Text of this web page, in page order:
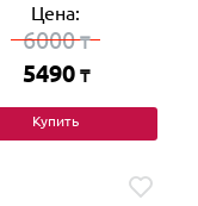
Цена:
6000₸
5490 ₸
Купить